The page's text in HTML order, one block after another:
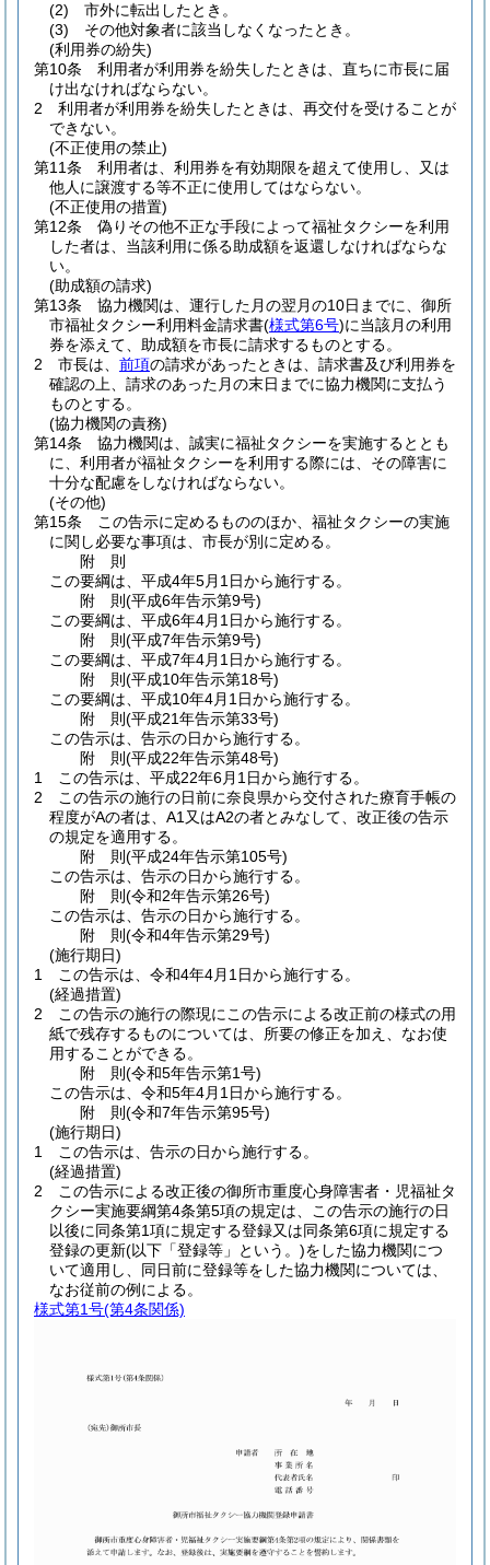
(2)
市外に転出したとき。
(3)
その他対象者に該当しなくなったとき。
(利用券の紛失)
第10条
利用者が利用券を紛失したときは、直ちに市長に届
け出なければならない。
2
利用者が利用券を紛失したときは、再交付を受けることが
できない。
(不正使用の禁止)
第11条
利用者は、利用券を有効期限を超えて使用し、又は
他人に譲渡する等不正に使用してはならない。
(不正使用の措置)
第12条
偽りその他不正な手段によって福祉タクシーを利用
した者は、当該利用に係る助成額を返還しなければならな
い。
(助成額の請求)
第13条
協力機関は、運行した月の翌月の10日までに、御所
市福祉タクシー利用料金請求書(様式第6号)に当該月の利用
券を添えて、助成額を市長に請求するものとする。
2
市長は、 前項の請求があったときは、請求書及び利用券を
確認の上、請求のあった月の末日までに協力機関に支払う
ものとする。
(協力機関の責務)
第14条
協力機関は、誠実に福祉タクシーを実施するととも
に、利用者が福祉タクシーを利用する際には、その障害に
十分な配慮をしなければならない。
(その他)
第15条
この告示に定めるもののほか、福祉タクシーの実施
に関し必要な事項は、市長が別に定める。
附 則
この要綱は、平成4年5月1日から施行する。
附 則(平成6年告示第9号)
この要綱は、平成6年4月1日から施行する。
附 則(平成7年告示第9号)
この要綱は、平成7年4月1日から施行する。
附 則(平成10年告示第18号)
この要綱は、平成10年4月1日から施行する。
附 則(平成21年告示第33号)
この告示は、告示の日から施行する。
附 則(平成22年告示第48号)
1
この告示は、平成22年6月1日から施行する。
2
この告示の施行の日前に奈良県から交付された療育手帳の
程度がAの者は、A1又はA2の者とみなして、改正後の告示
の規定を適用する。
附 則(平成24年告示第105号)
この告示は、告示の日から施行する。
附 則(令和2年告示第26号)
この告示は、告示の日から施行する。
附 則(令和4年告示第29号)
(施行期日)
1
この告示は、令和4年4月1日から施行する。
(経過措置)
2
この告示の施行の際現にこの告示による改正前の様式の用
紙で残存するものについては、所要の修正を加え、なお使
用することができる。
附 則(令和5年告示第1号)
この告示は、令和5年4月1日から施行する。
附 則(令和7年告示第95号)
(施行期日)
1
この告示は、告示の日から施行する。
(経過措置)
2
この告示による改正後の御所市重度心身障害者・児福祉タ
クシー実施要綱第4条第5項の規定は、この告示の施行の日
以後に同条第1項に規定する登録又は同条第6項に規定する
登録の更新(以下「登録等」という。)をした協力機関につ
いて適用し、同日前に登録等をした協力機関については、
なお従前の例による。
様式第1号(第4条関係)